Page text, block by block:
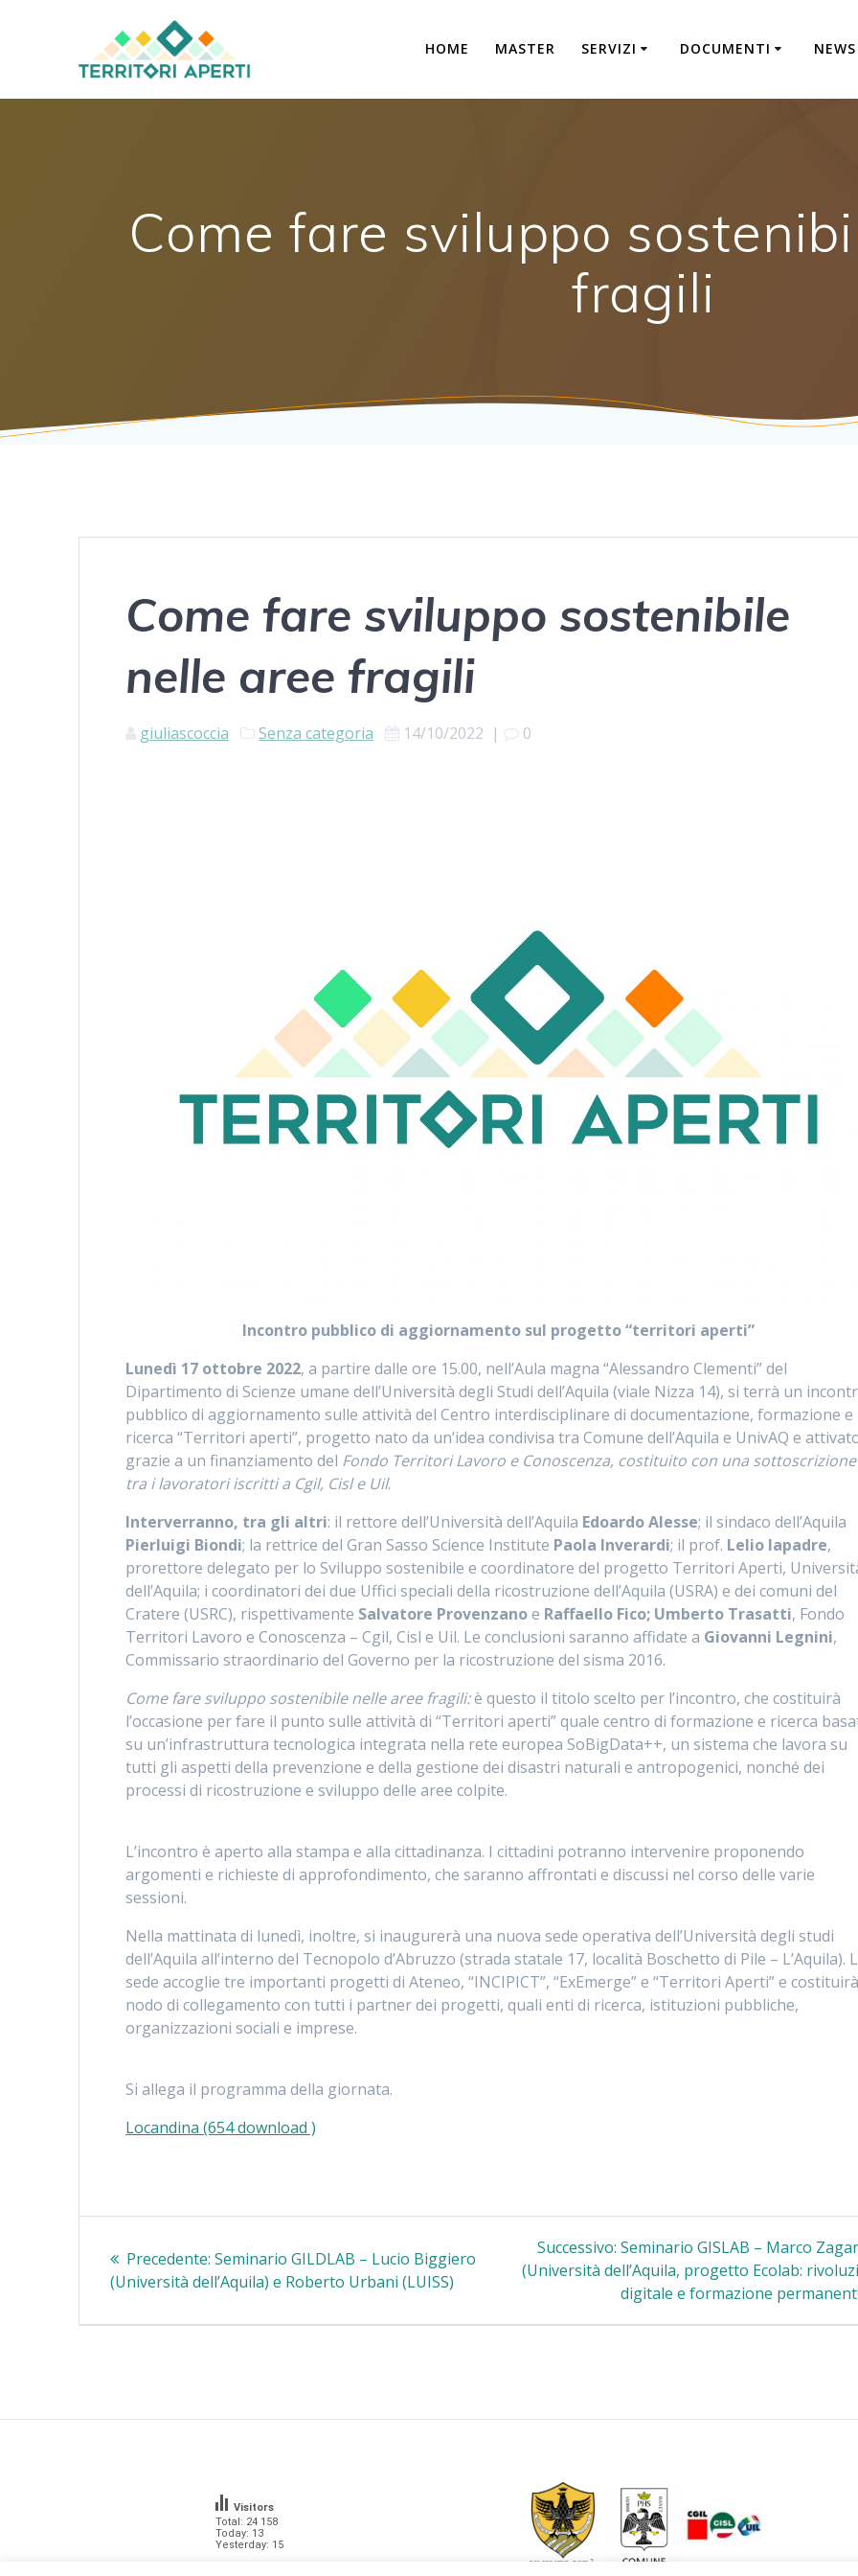
HOME MASTER SERVIZI DOCUMENTI NEWS
Come fare sviluppo
fragili
Come fare sviluppo sostenibile
nelle aree fragili
giuliascoccia Senza categoria 14/10/2022 | 0
Incontro pubblico di aggiornamento sul progetto “territori aperti”
Lunedì 17 ottobre 2022, a partire dalle ore 15.00, nell’Aula magna “Alessandro Clementi” del
Dipartimento di Scienze umane dell’Università degli Studi dell’Aquila (viale Nizza 14), si terrà un
pubblico di aggiornamento sulle attività del Centro interdisciplinare di documentazione, formazione e
ricerca “Territori aperti”, progetto nato da un’idea condivisa tra Comune dell’Aquila e UnivAQ e
grazie a un finanziamento del Fondo Territori Lavoro e Conoscenza, costituito con una sottoscrizione
tra i lavoratori iscritti a Cgil, Cisl e Uil.
Interverranno, tra gli altri: il rettore dell’Università dell’Aquila Edoardo Alesse; il sindaco dell’Aquila
Pierluigi Biondi; la rettrice del Gran Sasso Science Institute Paola Inverardi; il prof. Lelio Iapadre,
prorettore delegato per lo Sviluppo sostenibile e coordinatore del progetto Territori Aperti,
dell’Aquila; i coordinatori dei due Uffici speciali della ricostruzione dell’Aquila (USRA) e dei comuni del
Cratere (USRC), rispettivamente Salvatore Provenzanoe Raffaello Fico; Umberto Trasatti, Fondo
Territori Lavoro e Conoscenza – Cgil, Cisl e Uil. Le conclusioni saranno affidate a Giovanni Legnini,
Commissario straordinario del Governo per la ricostruzione del sisma 2016.
Come fare sviluppo sostenibile nelle aree fragili:è questo il titolo scelto per l’incontro, che costituirà
l’occasione per fare il punto sulle attività di “Territori aperti” quale centro di formazione e ricerca
su un’infrastruttura tecnologica integrata nella rete europea SoBigData++, un sistema che lavora su
tutti gli aspetti della prevenzione e della gestione dei disastri naturali e antropogenici, nonché dei
processi di ricostruzione e sviluppo delle aree colpite.
L’incontro è aperto alla stampa e alla cittadinanza. I cittadini potranno intervenire proponendo
argomenti e richieste di approfondimento, che saranno affrontati e discussi nel corso delle varie
sessioni.
Nella mattinata di lunedì, inoltre, si inaugurerà una nuova sede operativa dell’Università degli studi
dell’Aquila all’interno del Tecnopolo d’Abruzzo (strada statale 17, località Boschetto di Pile – L’Aquila).
sede accoglie tre importanti progetti di Ateneo, “INCIPICT”, “ExEmerge” e “Territori Aperti” e
nodo di collegamento con tutti i partner dei progetti, quali enti di ricerca, istituzioni pubbliche,
organizzazioni sociali e imprese.
Si allega il programma della giornata.
Locandina (654 download )
articoli
Precedente: Articolo
precedente:
Seminario GILDLAB – Lucio Biggiero
(Università dell’Aquila) e Roberto Urbani (LUISS)
Successivo: Articolo
successivo:
Seminario GISLAB – Marco
(Università dell’Aquila, progetto Ecolab:
digitale e formazione
Total: 24 158
Today: 13
Yesterday: 15
Visitors